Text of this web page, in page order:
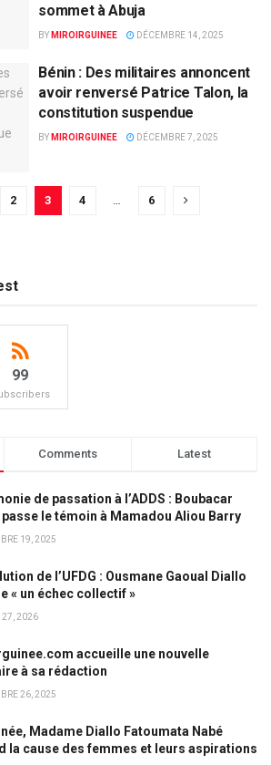
sommet à Abuja
BY MIROIRGUINEE DÉCEMBRE 14, 2025
Bénin : Des militaires annoncent
avoir renversé Patrice Talon, la
constitution suspendue
BY MIROIRGUINEE DÉCEMBRE 7, 2025
2 3 4 6
99
Comments Latest
de passation à l’ADDS : Boubacar
passe le témoin à Mamadou Aliou Barry
19, 2025
de l’UFDG : Ousmane Gaoual Diallo
« un échec collectif »
27, 2026
accueille une nouvelle
à sa rédaction
26, 2025
Madame Diallo Fatoumata Nabé
la cause des femmes et leurs aspirations